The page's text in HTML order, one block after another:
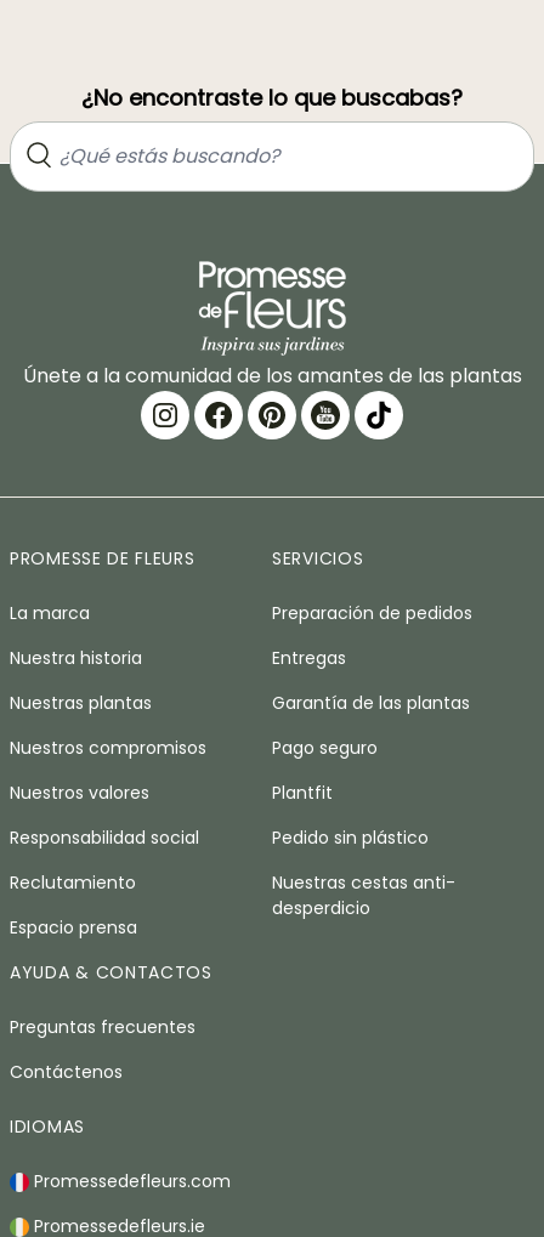
¿No encontraste lo que buscabas?
Únete a la comunidad de los amantes de las plantas
PROMESSE DE FLEURS
La marca
Nuestra historia
Nuestras plantas
Nuestros compromisos
Nuestros valores
Responsabilidad social
Reclutamiento
Espacio prensa
SERVICIOS
Preparación de pedidos
Entregas
Garantía de las plantas
Pago seguro
Plantfit
Pedido sin plástico
Nuestras cestas anti-
desperdicio
AYUDA & CONTACTOS
Preguntas frecuentes
Contáctenos
IDIOMAS
Promessedefleurs.com
Promessedefleurs.ie